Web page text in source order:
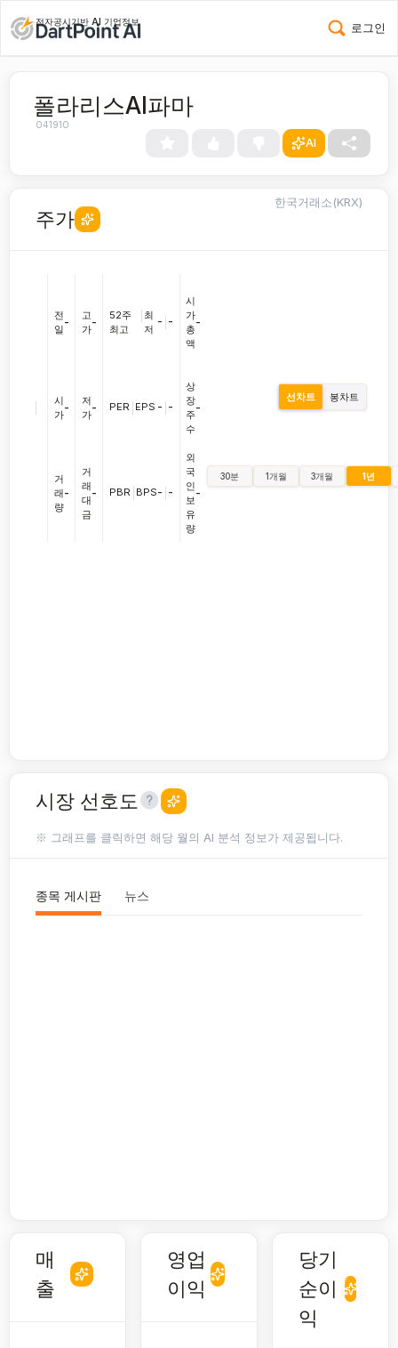
전자공시기반 AI 기업정보 로그인
폴라리스AI파마
041910
AI
주가
한국거래소(KRX)
전
일
-
시
가
-
거
래
량
-
고
가
-
저
가
-
거
래
대
금
-
52주
최고
최
저
- -
PER EPS - -
PBR BPS- -
시
가
총
액
-
상
장
주
수
-
외
국
인
보
유
량
-
선차트 봉차트
30분 1개월 3개월 1년
시장 선호도
※ 그래프를 클릭하면 해당 월의 AI 분석 정보가 제공됩니다.
종목 게시판 뉴스
매
출
영업
이익
당기
순이
익